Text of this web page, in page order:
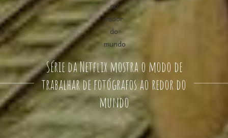
Série da Netflix mostra o modo de
trabalhar de fotógrafos ao redor do
mundo